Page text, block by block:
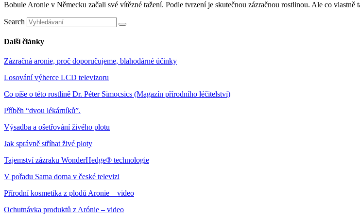
Bobule Aronie v Německu začali své vítězné tažení. Podle tvrzení je skutečnou zázračnou rostlinou. Ale co
Search
Další články
Zázračná aronie, proč doporučujeme, blahodárné účinky
Losování výherce LCD televizoru
Co píše o této rostlině Dr. Péter Simocsics (Magazín přírodního léčitelství)
Příběh “dvou lékárníků”.
Výsadba a ošetřování živého plotu
Jak správně stříhat živé ploty
Tajemství zázraku WonderHedge® technologie
V pořadu Sama doma v české televizi
Přírodní kosmetika z plodů Aronie – video
Ochutnávka produktů z Arónie – video